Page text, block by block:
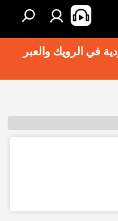
في الرويك والعبر